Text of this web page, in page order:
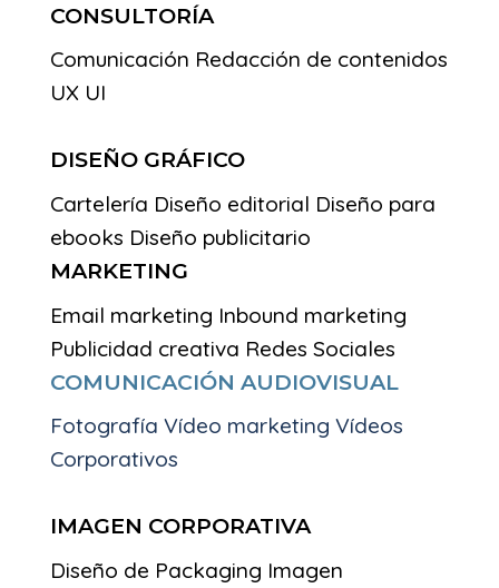
CONSULTORÍA
Comunicación Redacción de contenidos
UX UI
DISEÑO GRÁFICO
Cartelería Diseño editorial Diseño para
ebooks Diseño publicitario
MARKETING
Email marketing Inbound marketing
Publicidad creativa Redes Sociales
COMUNICACIÓN AUDIOVISUAL
Fotografía Vídeo marketing Vídeos
Corporativos
IMAGEN CORPORATIVA
Diseño de Packaging Imagen